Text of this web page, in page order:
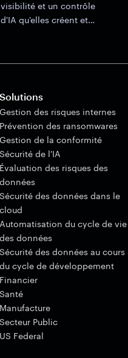
et un contrôle
qu'elles créent et
Solutions
Gestion des risques internes
Prévention des ransomwares
Gestion de la conformité
Sécurité de l'IA
Évaluation des risques des
données
Sécurité des données dans le
cloud
Automatisation du cycle de vie
des données
Sécurité des données au cours
du cycle de développement
Financier
Santé
Manufacture
Secteur Public
US Federal